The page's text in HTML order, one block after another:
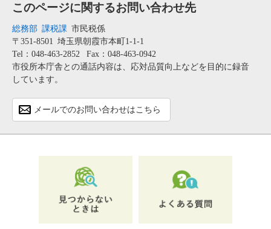
このページに関するお問い合わせ先
総務部 課税課 市民税係
〒351-8501 埼玉県朝霞市本町1-1-1
Tel：048-463-2852
Fax：048-463-0942
市役所本庁舎との通話内容は、応対品質向上などを目的に録音
しています。
メールでのお問い合わせはこちら